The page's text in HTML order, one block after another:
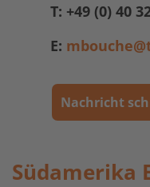
T: +49 (0) 40
E:
Nachricht
Südamerika